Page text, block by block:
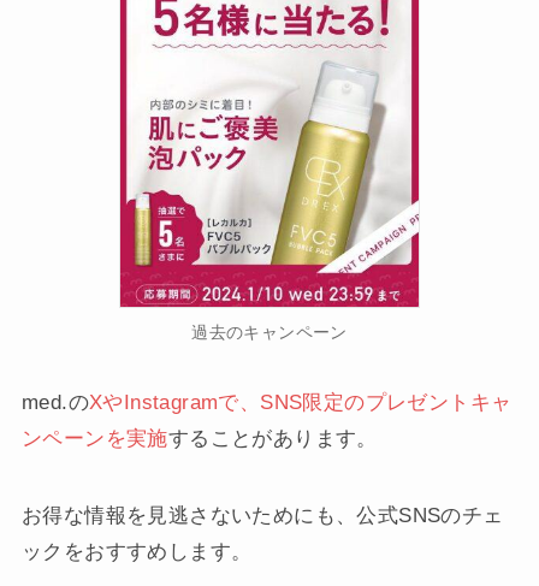
過去のキャンペーン
med.のXやInstagramで、SNS限定のプレゼントキャ
ンペーンを実施することがあります。
お得な情報を見逃さないためにも、公式SNSのチェ
ックをおすすめします。